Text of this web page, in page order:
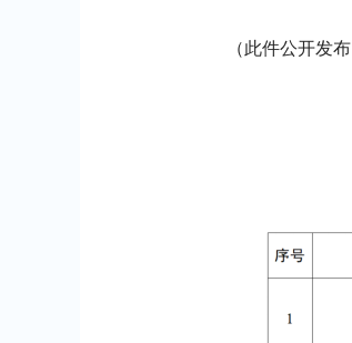
（此件公开发布